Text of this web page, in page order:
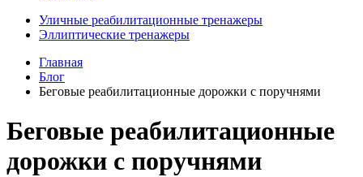
Уличные реабилитационные тренажеры
Эллиптические тренажеры
Главная
Блог
Беговые реабилитационные дорожки с поручнями
Беговые реабилитационные
дорожки с поручнями